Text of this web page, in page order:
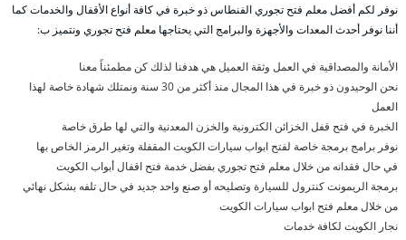
نوفر لكم أفضل معلم فتح تجوري الفنطاس ذو خبرة في كافة أنواع الأقفال والخدمات كما
أننا نوفر أحدث المعدات والأجهزة والبرامج التي يحتاجها معلم فتح تجوري ونتميز ب:
الأمانة والمصداقية في العمل وثقة العميل هي هدفنا لذلك كن مطمئناً معنا
نحن الوحيدون ذو خبرة في هذا المجال منذ أكثر من 30 سنة ونمتلك شهادة خاصة لهذا
العمل
الخبرة في فتح قفل الخزائن الكترونية والخزن المعدنية والتي لها طرق خاصة
نوفر برامج برمجة خاصة لفتح ابواب سيارات الكويت المقفلة وتغير الرمز الخاص بها
في حال فقدانه من خلال معلم فتح تجوري بفضل خدمة فتح اقفال أبواب الكويت
برمجة الريمونت كنترول للسيارة وتصليحه أو صنع واحد جديد في حال تلفه بشكل نهائي
من خلال معلم فتح ابواب سيارات الكويت
نجار الكويت لكافة خدمات